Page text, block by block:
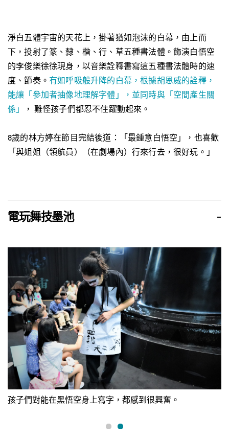
淨白五體宇宙的天花上，掛著猶如泡沫的白幕，由上而
下，投射了篆、隸、楷、行、草五種書法體。飾演白悟空
的李俊樂徐徐現身，以音樂詮釋書寫這五種書法體時的速
度、節奏。 有如呼吸般升降的白幕，根據胡恩威的詮釋，
能讓「參加者抽像地理解字體」，並同時與「空間產生關
係」
， 難怪孩子們都忍不住躍動起來。
8歲的林方婷在節目完結後道：「最鍾意白悟空」，也喜歡
「與姐姐（領航員）（在劇場內）行來行去，很好玩。」
電玩舞技墨池 -
孩子們對能在黑悟空身上寫字，都感到很興奮。